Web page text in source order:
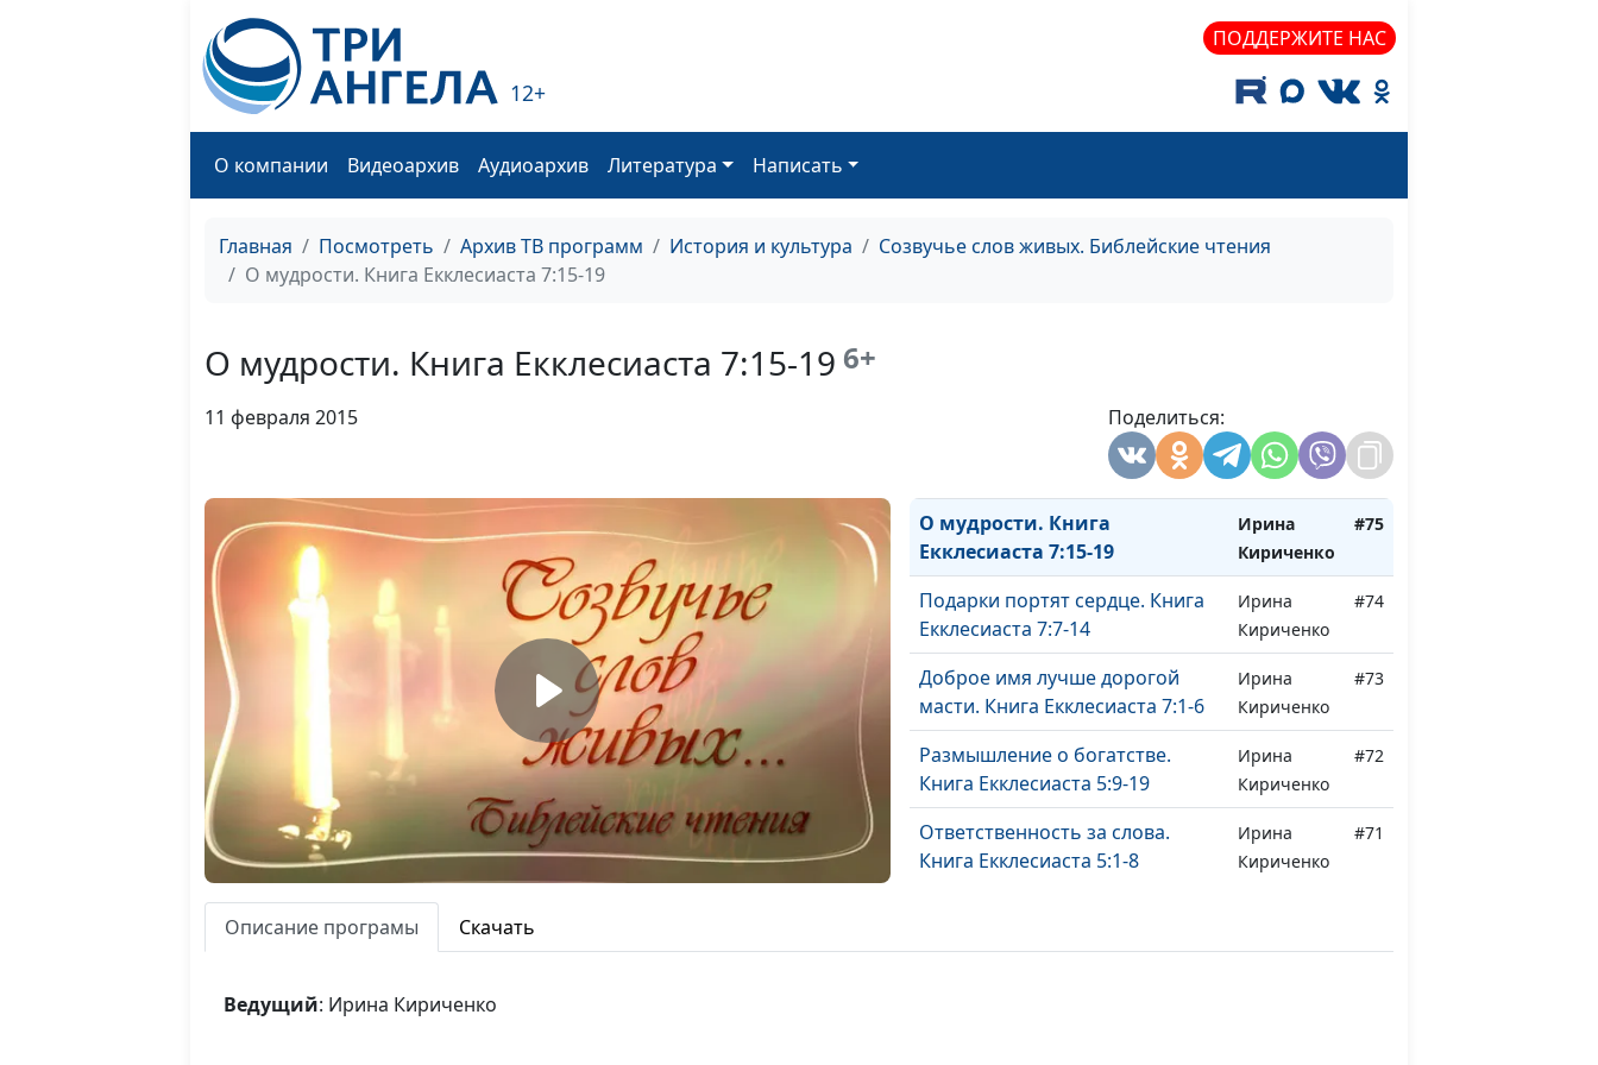
12+
ПОДДЕРЖИТЕ НАС
О компании Видеоархив Аудиоархив Литература Написать
Главная Посмотреть Архив ТВ программ История и культура
Созвучье слов живых. Библейские чтения
О мудрости. Книга Екклесиаста 7:15-19
О мудрости. Книга Екклесиаста 7:15-19 6+
11 февраля 2015 Поделиться:
веселья Книга Екклесиаста 11:7-
Кириченко
что можешь. Книга Екклесиаста
Ирина
Кириченко
#79
Время и случай для успеха.
Человек не знает своего
времени. Книга Екклесиаста
Ирина
#78
О мудрости. Книга Екклесиаста
Ирина
Кириченко
#76
О мудрости. Книга
Екклесиаста 7:15-19
Ирина
Кириченко
#75
Подарки портят сердце. Книга
Екклесиаста 7:7-14
Ирина
Кириченко
#74
Доброе имя лучше дорогой
масти. Книга Екклесиаста 7:1-6
Ирина
Кириченко
#73
Размышление о богатстве.
Книга Екклесиаста 5:9-19
Ирина
Кириченко
#72
Ответственность за слова.
Книга Екклесиаста 5:1-8
Ирина
Кириченко
#71
Описание програмы Скачать
Ведущий: Ирина Кириченко